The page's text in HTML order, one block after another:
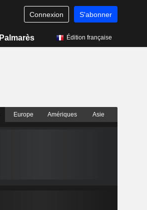
Connexion S'abonner
Palmarès Édition française
Europe Amériques Asie